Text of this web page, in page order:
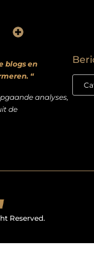
blogs en
“
analyses,
de
Reserved.